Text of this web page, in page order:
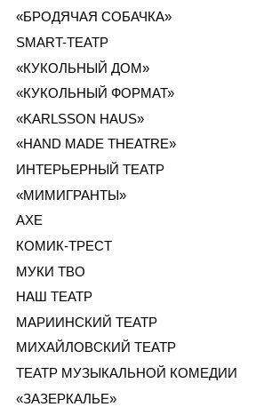
«БРОДЯЧАЯ СОБАЧКА»
SMART-ТЕАТР
«КУКОЛЬНЫЙ ДОМ»
«КУКОЛЬНЫЙ ФОРМАТ»
«KARLSSON HAUS»
«HAND MADE THEATRE»
ИНТЕРЬЕРНЫЙ ТЕАТР
«МИМИГРАНТЫ»
AXE
КОМИК-ТРЕСТ
МУКИ ТВО
НАШ ТЕАТР
МАРИИНСКИЙ ТЕАТР
МИХАЙЛОВСКИЙ ТЕАТР
ТЕАТР МУЗЫКАЛЬНОЙ КОМЕДИИ
«ЗАЗЕРКАЛЬЕ»